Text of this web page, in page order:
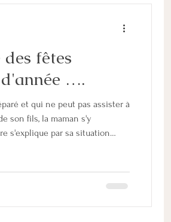
d'avoir des compétences
fêtes
….
et qui ne peut pas assister à
son fils, la maman s'y
s'explique par sa situation
pendant une rupture : - le
pour un retour à
dépre